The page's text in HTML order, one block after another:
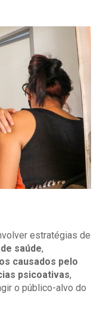
estratégias de
saúde,
causados pelo
psicoativas,
o público-alvo do